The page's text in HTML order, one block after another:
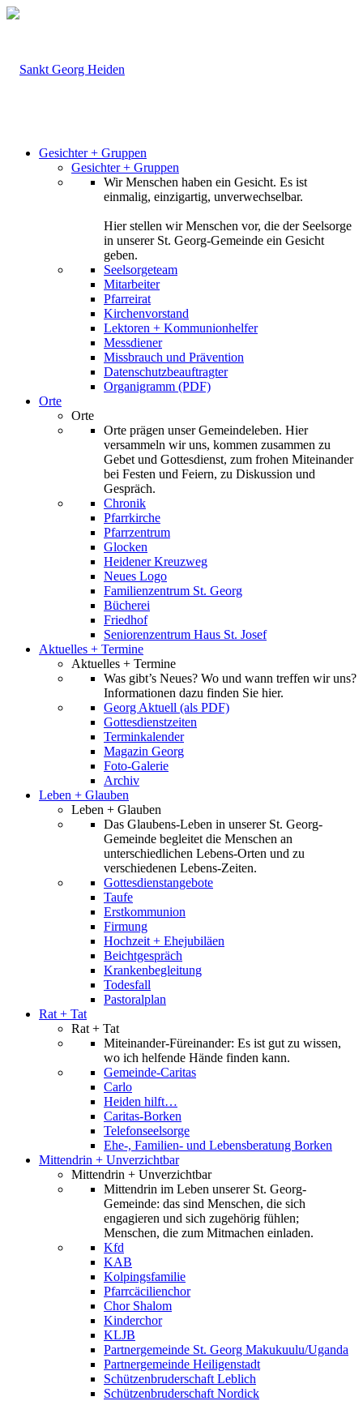
Gesichter + Gruppen
Gesichter + Gruppen
Wir Menschen haben ein Gesicht. Es ist
einmalig, einzigartig, unverwechselbar.
Hier stellen wir Menschen vor, die der Seelsorge
in unserer St. Georg-Gemeinde ein Gesicht
geben.
Seelsorgeteam
Mitarbeiter
Pfarreirat
Kirchenvorstand
Lektoren + Kommunionhelfer
Messdiener
Missbrauch und Prävention
Datenschutzbeauftragter
Organigramm (PDF)
Orte
Orte
Orte prägen unser Gemeindeleben. Hier
versammeln wir uns, kommen zusammen zu
Gebet und Gottesdienst, zum frohen Miteinander
bei Festen und Feiern, zu Diskussion und
Gespräch.
Chronik
Pfarrkirche
Pfarrzentrum
Glocken
Heidener Kreuzweg
Neues Logo
Familienzentrum St. Georg
Bücherei
Friedhof
Seniorenzentrum Haus St. Josef
Aktuelles + Termine
Aktuelles + Termine
Was gibt’s Neues? Wo und wann treffen wir uns?
Informationen dazu finden Sie hier.
Georg Aktuell (als PDF)
Gottesdienstzeiten
Terminkalender
Magazin Georg
Foto-Galerie
Archiv
Leben + Glauben
Leben + Glauben
Das Glaubens-Leben in unserer St. Georg-
Gemeinde begleitet die Menschen an
unterschiedlichen Lebens-Orten und zu
verschiedenen Lebens-Zeiten.
Gottesdienstangebote
Taufe
Erstkommunion
Firmung
Hochzeit + Ehejubiläen
Beichtgespräch
Krankenbegleitung
Todesfall
Pastoralplan
Rat + Tat
Rat + Tat
Miteinander-Füreinander: Es ist gut zu wissen,
wo ich helfende Hände finden kann.
Gemeinde-Caritas
Carlo
Heiden hilft…
Caritas-Borken
Telefonseelsorge
Ehe-, Familien- und Lebensberatung Borken
Mittendrin + Unverzichtbar
Mittendrin + Unverzichtbar
Mittendrin im Leben unserer St. Georg-
Gemeinde: das sind Menschen, die sich
engagieren und sich zugehörig fühlen;
Menschen, die zum Mitmachen einladen.
Kfd
KAB
Kolpingsfamilie
Pfarrcäcilienchor
Chor Shalom
Kinderchor
KLJB
Partnergemeinde St. Georg Makukuulu/Uganda
Partnergemeinde Heiligenstadt
Schützenbruderschaft Leblich
Schützenbruderschaft Nordick